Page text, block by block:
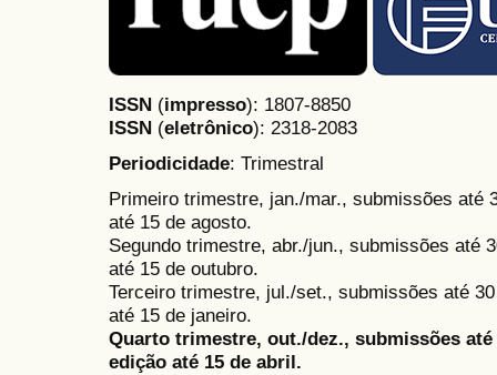
ISSN (impresso): 1807-8850
ISSN (eletrônico): 2318-2083
Periodicidade: Trimestral
Primeiro trimestre, jan./mar., submissões até
até 15 de agosto.
Segundo trimestre, abr./jun., submissões até
até 15 de outubro.
Terceiro trimestre, jul./set., submissões até
até 15 de janeiro.
Quarto trimestre, out./dez., submissões
edição até 15 de abril.